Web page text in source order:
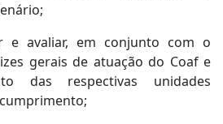
e avaliar, em conjunto com o
gerais de atuação do Coaf e
das respectivas unidades